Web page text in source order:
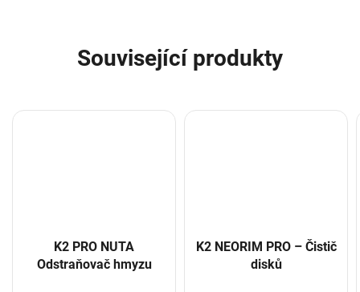
Související produkty
K2 PRO NUTA
Odstraňovač hmyzu
K2 NEORIM PRO – Čistič
disků